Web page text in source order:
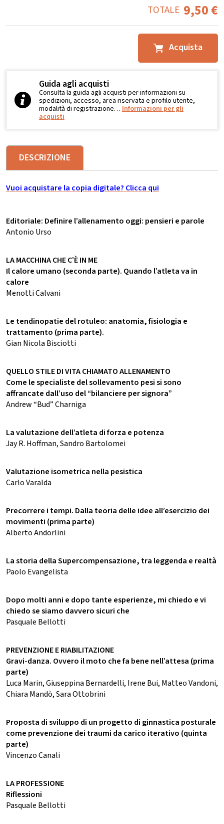
TOTALE 9,50€
Acquista
Guida agli acquisti
Consulta la guida agli acquisti per informazioni su
spedizioni, accesso, area riservata e profilo utente,
modalità di registrazione… Informazioni per gli
acquisti
DESCRIZIONE
Vuoi acquistare la copia digitale? Clicca qui
Editoriale: Definire l’allenamento oggi: pensieri e parole
Antonio Urso
LA MACCHINA CHE C’È IN ME
Il calore umano (seconda parte). Quando l’atleta va in
calore
Menotti Calvani
Le tendinopatie del rotuleo: anatomia, fisiologia e
trattamento (prima parte).
Gian Nicola Bisciotti
QUELLO STILE DI VITA CHIAMATO ALLENAMENTO
Come le specialiste del sollevamento pesi si sono
affrancate dall’uso del “bilanciere per signora”
Andrew “Bud” Charniga
La valutazione dell’atleta di forza e potenza
Jay R. Hoffman, Sandro Bartolomei
Valutazione isometrica nella pesistica
Carlo Varalda
Precorrere i tempi. Dalla teoria delle idee all’esercizio dei
movimenti (prima parte)
Alberto Andorlini
La storia della Supercompensazione, tra leggenda e realtà
Paolo Evangelista
Dopo molti anni e dopo tante esperienze, mi chiedo e vi
chiedo se siamo davvero sicuri che
Pasquale Bellotti
PREVENZIONE E RIABILITAZIONE
Gravi-danza. Ovvero il moto che fa bene nell’attesa (prima
parte)
Luca Marin, Giuseppina Bernardelli, Irene Bui, Matteo Vandoni,
Chiara Mandò, Sara Ottobrini
Proposta di sviluppo di un progetto di ginnastica posturale
come prevenzione dei traumi da carico iterativo (quinta
parte)
Vincenzo Canali
LA PROFESSIONE
Riflessioni
Pasquale Bellotti